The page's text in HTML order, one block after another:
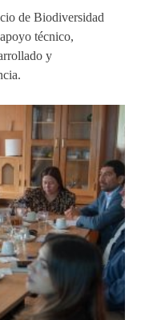
de Biodiversidad
técnico,
y